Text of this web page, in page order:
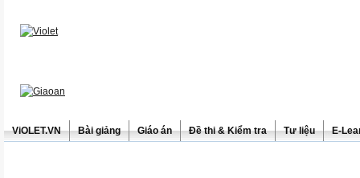
ViOLET.VN Bài giảng Giáo án Đề thi & Kiểm tra Tư liệu E-